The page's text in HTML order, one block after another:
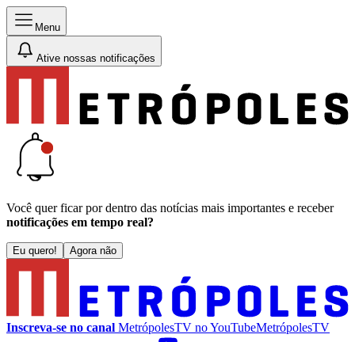
Menu
Ative nossas notificações
Você quer ficar por dentro das notícias mais importantes e receber
notificações em tempo real?
Eu quero! Agora não
Inscreva-se no canal MetrópolesTV noYouTubeMetrópolesTV